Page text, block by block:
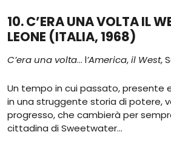
10. C’ERA UNA VOLTA IL
LEONE (ITALIA, 1968)
C’era una volta… l’America,il West,
Un tempo in cui passato, presente
in una struggente storia di potere,
progresso, che cambierà per
cittadina di Sweetwater…